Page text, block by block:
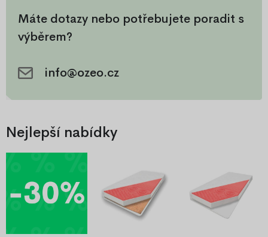
Máte dotazy nebo potřebujete poradit s
výběrem?
info@ozeo.cz
Nejlepší nabídky